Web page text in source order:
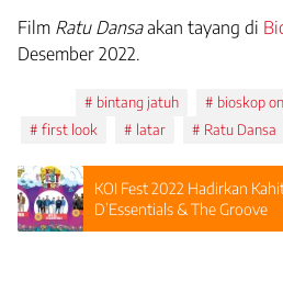
Film Ratu Dansaakan tayang di
Desember 2022.
bintang jatuh bioskop
first look
latar Ratu Dansa
KOI Fest 2022 Hadirkan
D’Essentials & The Groove